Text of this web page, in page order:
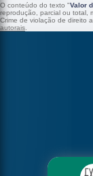
O conteúdo do texto "Valor
reprodução, parcial ou total,
Crime de violação de direito
autorais